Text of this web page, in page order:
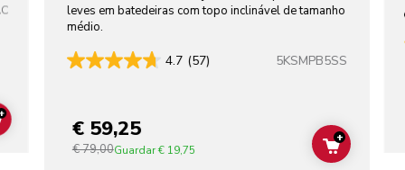
ADD TO CART
leves em batedeiras com topo inclinável de tamanho
médio.
4.7 (57) 5KSMPB5SS
€ 59,25
€ 79,00Guardar€ 19,75 ADD TO
+